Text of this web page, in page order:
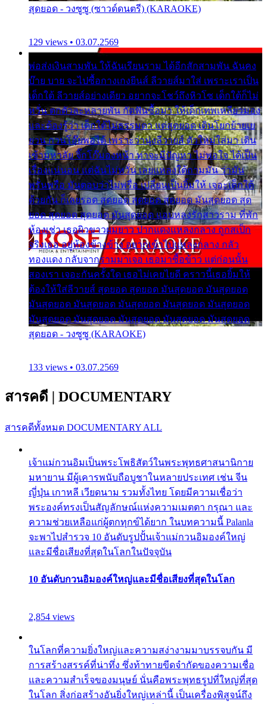
สุดยอด - วงซูซู (ซาวด์ดนตรี) (KARAOKE)
129 views • 03.07.2569
พ่อส่งเงินสามพัน ให้ฉันเรียนราม ได้อีกสักสามพัน ฉันคง
บ๊าย บาย จะไปซื้อกางเกงยีนส์ ลีวายส์มาใส่ เพราะเราเป็น
เด็กใต้ ลีวายส์อย่างเดียว อยากจะโชว์ถึงหิวโซ เด็กใต้ก็ไม่
หวั่น ตกตัวละหลายพัน กัดฟันซื้อมา ให้เด็กเทพเหลียวมอง
และต้องรู้ว่า เด็กใต้ไม่ธรรมดา แต่สุดยอด เดินโยกย้ายเย
ยวน กวนโอ๊ยพอได้ เพราะว่านุ่งลีวายส์ ตัวใหม่ใส่มา เดิน
เข้ามหาลัย จิ๊กโก๊มองหน้า ท่าจะมีปัญหา ไม่พอใจ ได้เป็น
เรื่องแน่นอน แต่ฉันไม่หวั่น เลยแหลงใต้ถามมัน ว่ามัน
พรั่นพรือ มันตอบว่าไม่พรื่อ เปลี่ยนเป็นยิ้มให้ เจอะเด็กใต้
ด้วยกัน ก็เลยรอด สุดยอด สุดยอด สุดยอด มันสุดยอด สุด
ยอด สุดยอด สุดยอด มันสุดยอด แอบหลงรักสาวราม ที่พัก
ห้องเช่า เธอผิวขาวผมยาว ปากแดงแหลงกลาง ถูกสเป็ก
จริงเธอ อยู่ห้องข้างข้าง อยากเข้าไปแหลงกลาง กลัว
ทองแดง กลับจากรามมาเจอ เธอมาซื้อข้าว แต่ก่อนนั้น
สองเรา เจอะกันครั้งใด เธอไม่เคยไยดี คราวนี้เธอยิ้มให้
ต้องให้ใส่ลีวายส์ สุดยอด สุดยอด มันสุดยอด มันสุดยอด
มันสุดยอด มันสุดยอด มันสุดยอด มันสุดยอด มันสุดยอด
มันสุดยอด มันสุดยอด มันสุดยอด มันสุดยอด มันสุดยอด
สุดยอด - วงซูซู (KARAOKE)
133 views • 03.07.2569
สารคดี | DOCUMENTARY
สารคดีทั้งหมด DOCUMENTARY ALL
เจ้าแม่กวนอิมเป็นพระโพธิสัตว์ในพระพุทธศาสนานิกาย
มหายาน มีผู้เคารพนับถือบูชาในหลายประเทศ เช่น จีน
ญี่ปุ่น เกาหลี เวียดนาม รวมทั้งไทย โดยมีความเชื่อว่า
พระองค์ทรงเป็นสัญลักษณ์แห่งความเมตตา กรุณา และ
ความช่วยเหลือแก่ผู้ตกทุกข์ได้ยาก ในบทความนี้ Palanla
จะพาไปสำรวจ 10 อันดับรูปปั้นเจ้าแม่กวนอิมองค์ใหญ่
และมีชื่อเสียงที่สุดในโลกในปัจจุบัน
10 อันดับกวนอิมองค์ใหญ่และมีชื่อเสียงที่สุดในโลก
2,854 views
ในโลกที่ความยิ่งใหญ่และความสง่างามมาบรรจบกัน มี
การสร้างสรรค์ที่น่าทึ่ง ซึ่งท้าทายขีดจำกัดของความเชื่อ
และความสำเร็จของมนุษย์ นั่นคือพระพุทธรูปที่ใหญ่ที่สุด
ในโลก สิ่งก่อสร้างอันยิ่งใหญ่เหล่านี้ เป็นเครื่องพิสูจน์ถึง